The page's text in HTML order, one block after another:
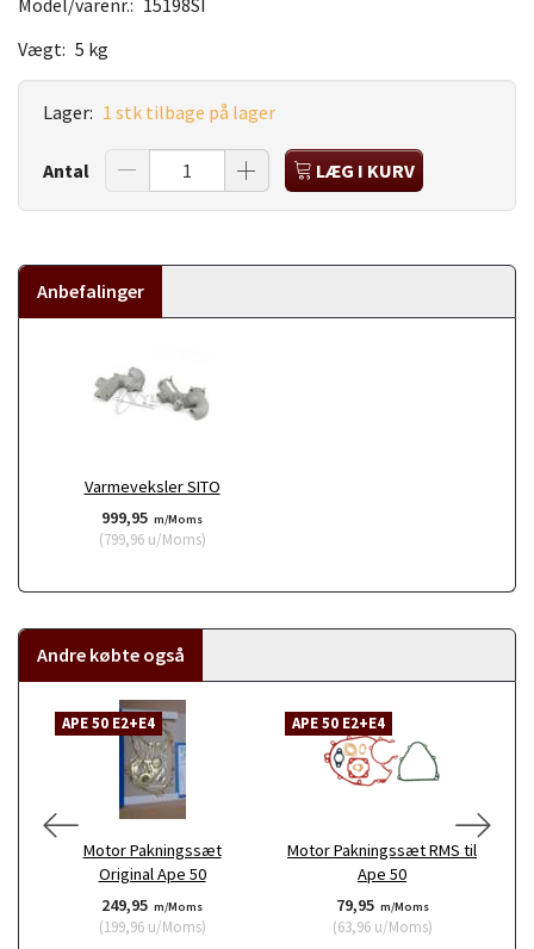
Vægt: 5 kg
Lager: 1 stk tilbage på lager
Antal LÆG I KURV
Anbefalinger
Varmeveksler SITO
999,95 m/Moms
(799,96u/Moms)
Andre købte også
APE 50 E2+E4
Motor Pakningssæt
Original Ape 50
249,95 m/Moms
(199,96u/Moms)
APE 50 E2+E4
Motor Pakningssæt RMS til
Ape 50
79,95 m/Moms
(63,96u/Moms)